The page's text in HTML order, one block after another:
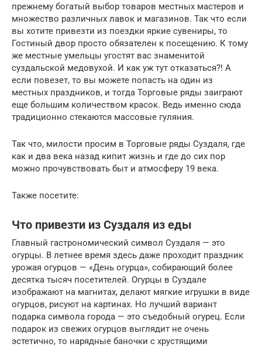
прежнему богатый выбор товаров местных мастеров и
множество различных лавок и магазинов. Так что если
вы хотите привезти из поездки яркие сувениры, то
Гостиный двор просто обязателен к посещению. К тому
же местные умельцы угостят вас знаменитой
суздальской медовухой. И как уж тут отказаться?! А
если повезет, то вы можете попасть на один из
местных праздников, и тогда Торговые ряды заиграют
еще большим количеством красок. Ведь именно сюда
традиционно стекаются массовые гуляния.
Так что, милости просим в Торговые ряды Суздаля, где
как и два века назад кипит жизнь и где до сих пор
можно прочувствовать быт и атмосферу 19 века.
Также посетите:
Что привезти из Суздаля из еды
Главный гастрономический символ Суздаля — это
огурцы. В летнее время здесь даже проходит праздник
урожая огурцов — «День огурца», собирающий более
десятка тысяч посетителей. Огурцы в Суздале
изображают на магнитах, делают мягкие игрушки в виде
огурцов, рисуют на картинах. Но лучший вариант
подарка символа города — это съедобный огурец. Если
подарок из свежих огурцов выглядит не очень
эстетично, то нарядные баночки с хрустящими